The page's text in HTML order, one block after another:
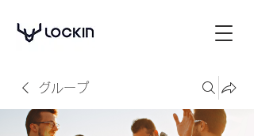
グループ